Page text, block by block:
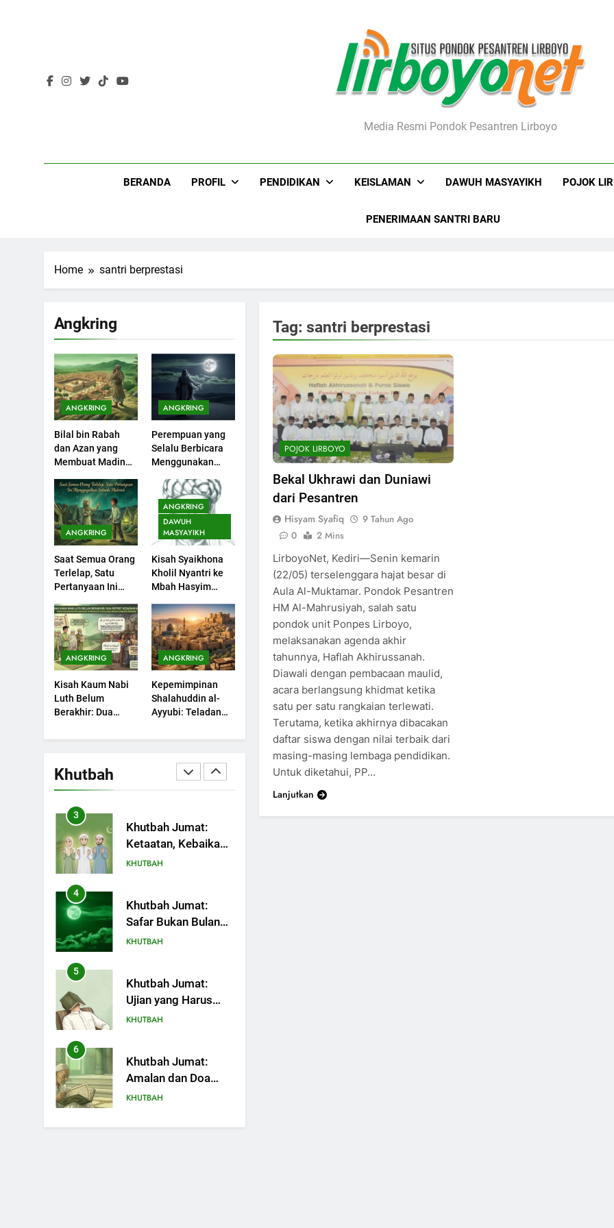
Lirboyo.netMedia Resmi Pondok Pesantren Lirboyo
BERANDA PROFIL PENDIDIKAN KEISLAMAN DAWUH MASYAYIKH POJOK
PENERIMAAN SANTRI BARU
Home santri berprestasi
Angkring
ANGKRING
Bilal bin Rabah
dan Azan yang
Membuat Madinah
ANGKRING
Perempuan yang
Selalu Berbicara
Menggunakan
ANGKRING
Saat Semua Orang
Terlelap, Satu
Pertanyaan Ini
Sebuah Maksiat
ANGKRING
DAWUH
MASYAYIKH
Kisah Syaikhona
Kholil Nyantri ke
Mbah Hasyim
ANGKRING
Kisah Kaum Nabi
Luth Belum
Berakhir: Dua
yang Kini Kembali
ANGKRING
Kepemimpinan
Shalahuddin al-
Ayyubi: Teladan
Dipelajari oleh
Sekarang (2)
Khutbah
Khutbah Idul Fitri di
Rumah
KHUTBAH
201
Khutbah jumat:
Sejarah Seebagai
Pembangkit Jiwa
202
Khutbah Jumat :
Supaya Amal Bisa
Diterima
203
Khutbah Jumat:
Bulan Muharram
Bulan Bersejarah
KHUTBAH
1
Khutbah Jumat:
Mengapa Orang
Dengki Tak Akan
Pernah Berjaya?
KHUTBAH
2
Melihat Limpahan
Nikmat Allah
3
Khutbah Jumat:
Ketaatan, Kebaikan
dan Pengaruhnya
KHUTBAH
4
Khutbah Jumat:
Safar Bukan Bulan
Sial
KHUTBAH
5
Khutbah Jumat:
Ujian yang Harus
Kita Syukuri
KHUTBAH
6
Khutbah Jumat:
Amalan dan Doa
Orang Tua agar
Pesantren Sukses
KHUTBAH
7
Tag: santri berprestasi
POJOK LIRBOYO
Bekal Ukhrawi dan Duniawi
dari Pesantren
Hisyam Syafiq
9 Tahun Ago
0
2 Mins
LirboyoNet, Kediri—Senin kemarin
(22/05) terselenggara hajat besar di
Aula Al-Muktamar. Pondok Pesantren
HM Al-Mahrusiyah, salah satu
pondok unit Ponpes Lirboyo,
melaksanakan agenda akhir
tahunnya, Haflah Akhirussanah.
Diawali dengan pembacaan maulid,
acara berlangsung khidmat ketika
satu per satu rangkaian terlewati.
Terutama, ketika akhirnya dibacakan
daftar siswa dengan nilai terbaik dari
masing-masing lembaga pendidikan.
Untuk diketahui, PP…
Lanjutkan